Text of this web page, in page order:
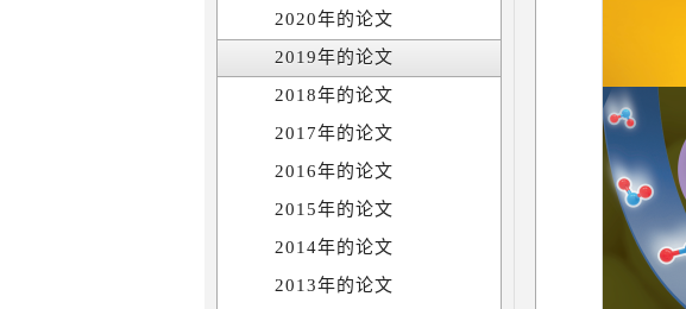
2020年的论文
2019年的论文
2018年的论文
2017年的论文
2016年的论文
2015年的论文
2014年的论文
2013年的论文